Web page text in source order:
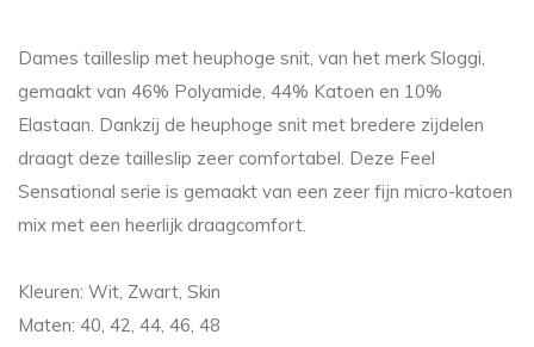
Dames tailleslip met heuphoge snit, van het merk Sloggi,
gemaakt van 46% Polyamide, 44% Katoen en 10%
Elastaan. Dankzij de heuphoge snit met bredere zijdelen
draagt deze tailleslip zeer comfortabel. Deze Feel
Sensational serie is gemaakt van een zeer fijn micro-katoen
mix met een heerlijk draagcomfort.
Kleuren: Wit, Zwart, Skin
Maten: 40, 42, 44, 46, 48